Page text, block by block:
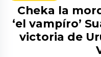
Cheka la
‘el vampíro’
victoria de